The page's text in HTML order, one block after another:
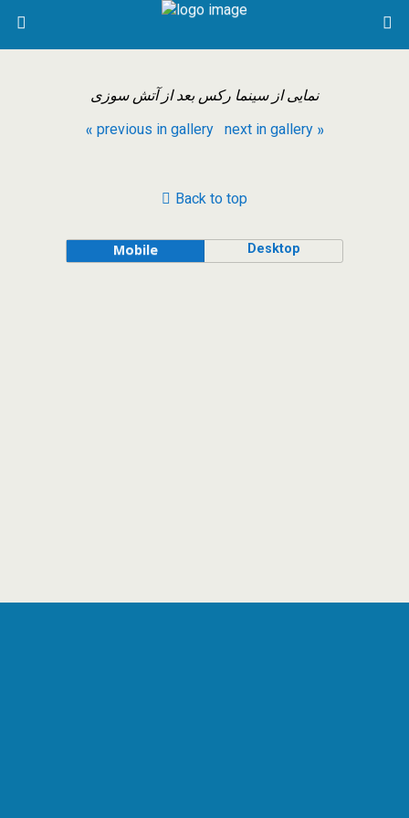
نمایی از سینما رکس بعد از آتش سوزی
« previous in gallery next in gallery »
Back to top
Mobile Desktop